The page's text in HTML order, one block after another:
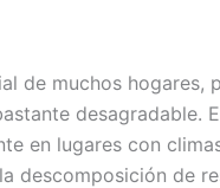
de muchos hogares,
desagradable.
en lugares con
descomposición de